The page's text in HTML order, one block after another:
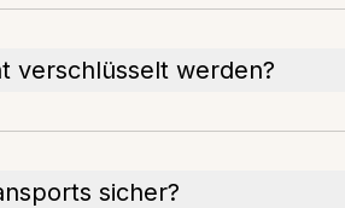
verschlüsselt werden?
sicher?